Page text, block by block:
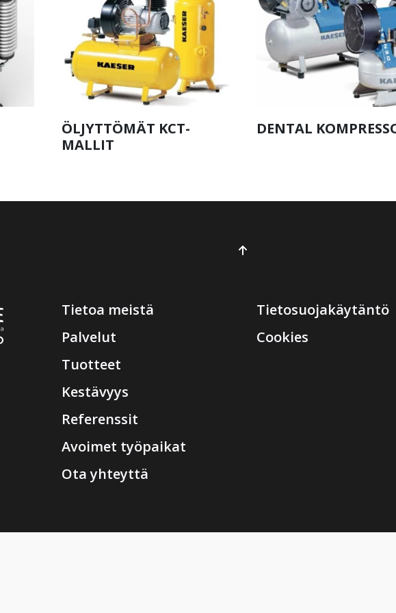
ÖLJYTTÖMÄT KCT-
MALLIT
DENTAL
Tietoa meistä
Palvelut
Tuotteet
Kestävyys
Referenssit
Avoimet työpaikat
Ota yhteyttä
Tietosuojakäytäntö
Cookies